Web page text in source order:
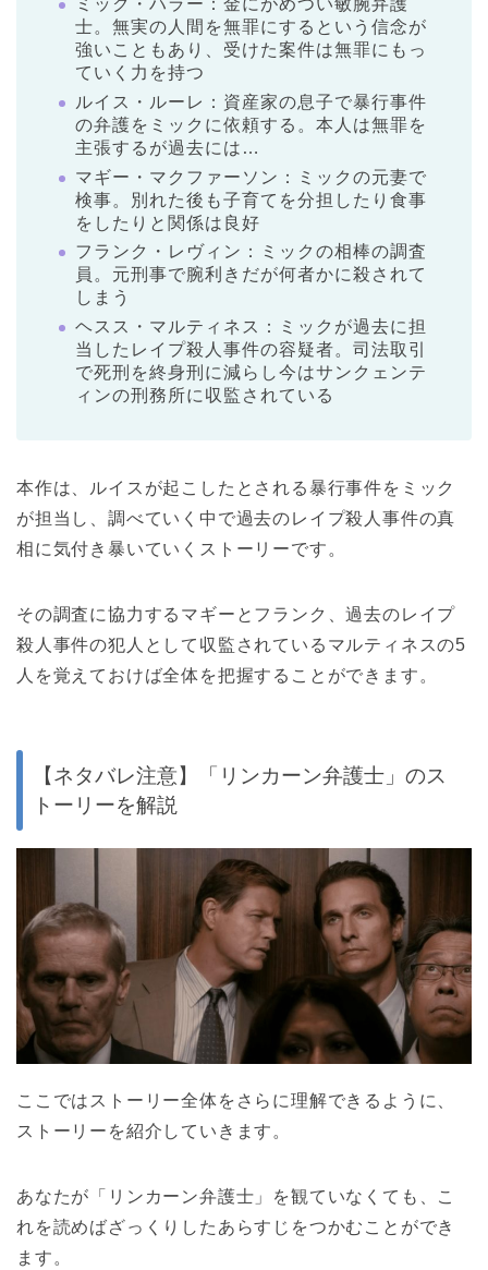
ミック・ハラー：金にがめつい敏腕弁護
士。無実の人間を無罪にするという信念が
強いこともあり、受けた案件は無罪にもっ
ていく力を持つ
ルイス・ルーレ：資産家の息子で暴行事件
の弁護をミックに依頼する。本人は無罪を
主張するが過去には…
マギー・マクファーソン：ミックの元妻で
検事。別れた後も子育てを分担したり食事
をしたりと関係は良好
フランク・レヴィン：ミックの相棒の調査
員。元刑事で腕利きだが何者かに殺されて
しまう
ヘスス・マルティネス：ミックが過去に担
当したレイプ殺人事件の容疑者。司法取引
で死刑を終身刑に減らし今はサンクェンテ
ィンの刑務所に収監されている
本作は、ルイスが起こしたとされる暴行事件をミック
が担当し、調べていく中で過去のレイプ殺人事件の真
相に気付き暴いていくストーリーです。
その調査に協力するマギーとフランク、過去のレイプ
殺人事件の犯人として収監されているマルティネスの5
人を覚えておけば全体を把握することができます。
【ネタバレ注意】「リンカーン弁護士」のス
トーリーを解説
ここではストーリー全体をさらに理解できるように、
ストーリーを紹介していきます。
あなたが「リンカーン弁護士」を観ていなくても、こ
れを読めばざっくりしたあらすじをつかむことができ
ます。